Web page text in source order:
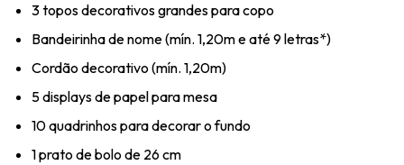
3 topos decorativos grandes para copo
Bandeirinha de nome (mín. 1,20m e até 9 letras*)
Cordão decorativo (mín. 1,20m)
5 displays de papel para mesa
10 quadrinhos para decorar o fundo
1 prato de bolo de 26 cm